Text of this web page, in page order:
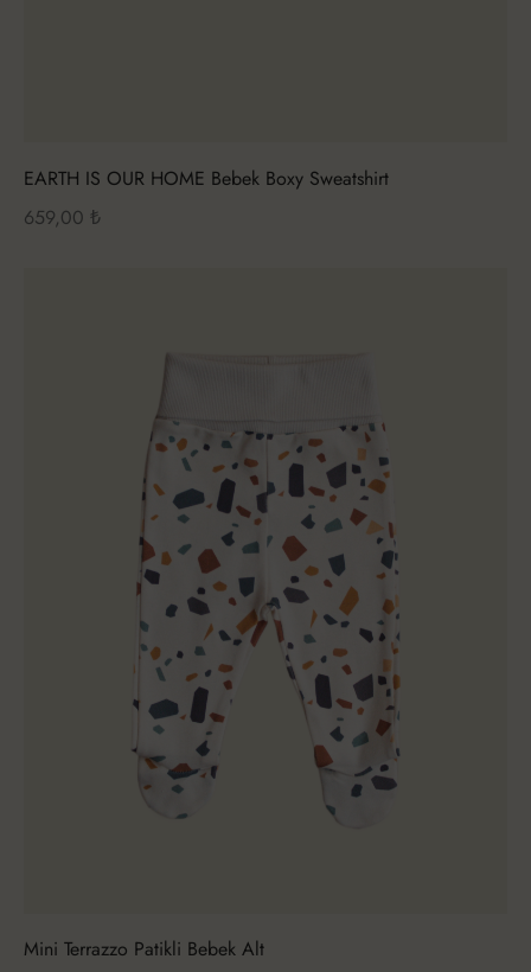
EARTH IS OUR HOME Bebek Boxy Sweatshirt
659,00 ₺
Mini Terrazzo Patikli Bebek Alt